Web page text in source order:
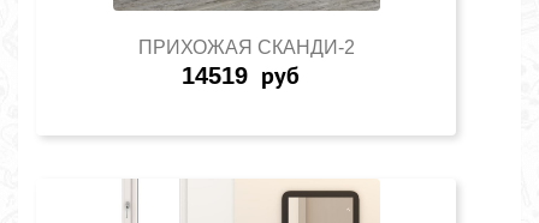
ПРИХОЖАЯ СКАНДИ-2
14519 руб